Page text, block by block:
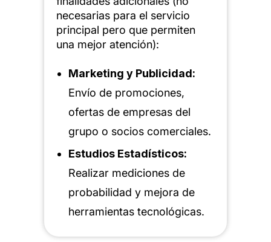
necesarias para el servicio
principal pero que permiten
una mejor atención):
Marketing y Publicidad:
Envío de promociones,
ofertas de empresas del
grupo o socios comerciales.
Estudios Estadísticos:
Realizar mediciones de
probabilidad y mejora de
herramientas tecnológicas.